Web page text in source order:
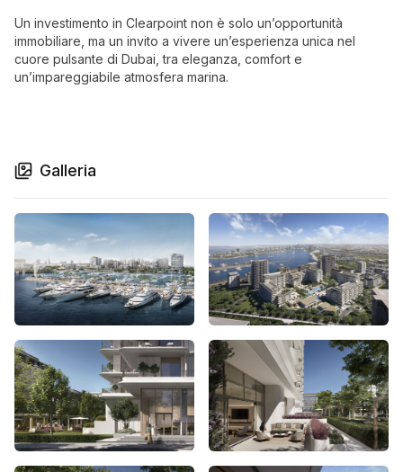
Un investimento in Clearpoint non è solo un’opportunità
immobiliare, ma un invito a vivere un’esperienza unica nel
cuore pulsante di Dubai, tra eleganza, comfort e
un’impareggiabile atmosfera marina.
Galleria